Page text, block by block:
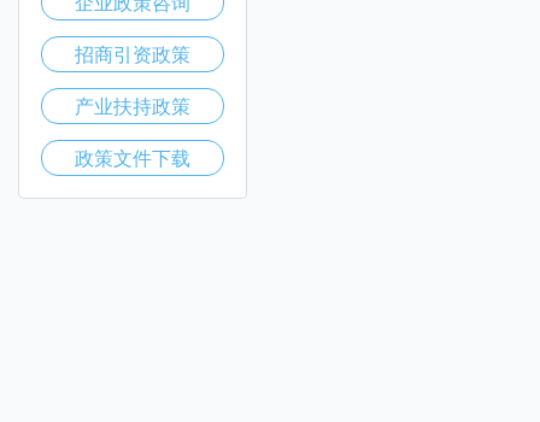
招商引资政策
产业扶持政策
政策文件下载